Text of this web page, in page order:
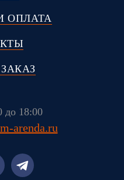
ОПЛАТА
до 18:00
arenda.ru